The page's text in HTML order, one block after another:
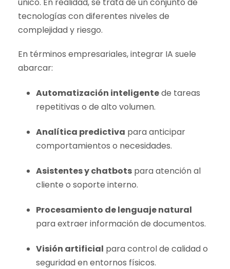
tecnologías con diferentes niveles de
complejidad y riesgo.
En términos empresariales, integrar IA suele
abarcar:
Automatización inteligentede tareas
repetitivas o de alto volumen.
Analítica predictiva para anticipar
comportamientos o necesidades.
Asistentes y chatbots para atención al
cliente o soporte interno.
Procesamiento de lenguaje natural
para extraer información de documentos.
Visión artificial para control de calidad o
seguridad en entornos físicos.